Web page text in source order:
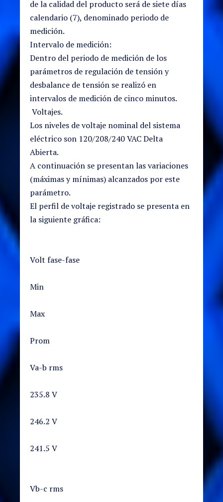
de la calidad del producto será de siete días
calendario (7), denominado periodo de
medición.
Intervalo de medición:
Dentro del periodo de medición de los
parámetros de regulación de tensión y
desbalance de tensión se realizó en
intervalos de medición de cinco minutos.
Voltajes.
Los niveles de voltaje nominal del sistema
eléctrico son 120/208/240 VAC Delta
Abierta.
A continuación se presentan las variaciones
(máximas y mínimas) alcanzados por este
parámetro.
El perfil de voltaje registrado se presenta en
la siguiente gráfica:
Volt fase-fase
Min
Max
Prom
Va-b rms
235.8 V
246.2 V
241.5 V
Vb-c rms